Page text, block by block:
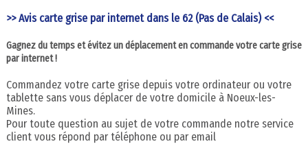
>> Avis carte grise par internet dans le 62 (Pas de Calais) <<
Gagnez du temps et évitez un déplacement en commande votre carte grise
par internet !
Commandez votre carte grise depuis votre ordinateur ou votre
tablette sans vous déplacer de votre domicile à Noeux-les-
Mines.
Pour toute question au sujet de votre commande notre service
client vous répond par téléphone ou par email